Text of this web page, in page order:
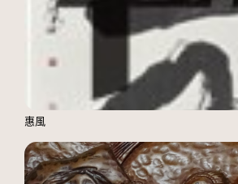
惠風